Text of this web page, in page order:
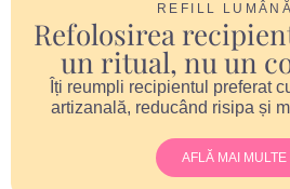
REFILL
Refolosirea
un ritual, nu un
Îți reumpli recipientul preferat
artizanală, reducând risipa și
AFLĂ MAI MULTE